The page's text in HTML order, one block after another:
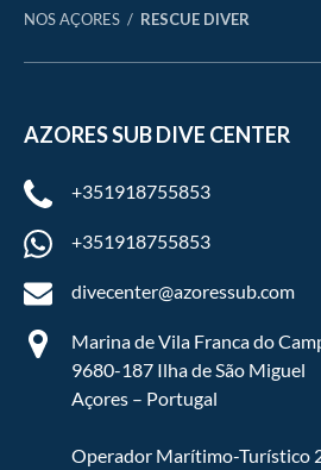
NOS AÇORES
RESCUE DIVER
AZORES SUB DIVE CENTER
+351918755853
+351918755853
divecenter@azoressub.com
Marina de Vila Franca do
9680-187 Ilha de São Miguel
Açores – Portugal
Operador Marítimo-Turístico